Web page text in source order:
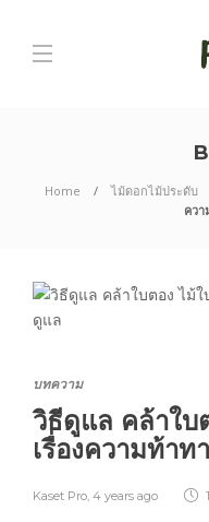
Home ไม้ดอกไม้ประดับ
ควา
บทความ
วิธีดูแล คล้าใบ
เรื่องความท้าท
Kaset Pro, 4 years ago